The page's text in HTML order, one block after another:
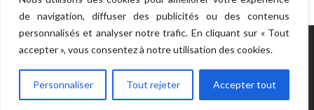
de navigation, diffuser des publicités ou des contenus
personnalisés et analyser notre trafic. En cliquant sur « Tout
accepter », vous consentez à notre utilisation des cookies.
Personnaliser Tout rejeter Accepter tout
POWERED BY WORDPRESS.CREATED BY
THEMESINDEP
RETOUR EN HAUT